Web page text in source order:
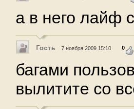
а в него лайф
Гость 7 ноября 2009 15:10 0
багами
вылитите со